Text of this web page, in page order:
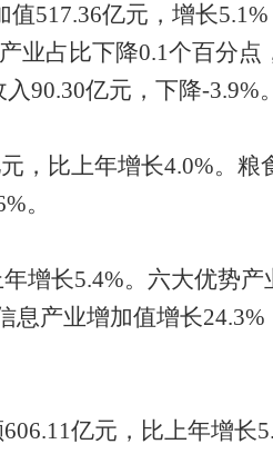
517.36亿元，增长
业占比下降0.1个百分
90.30亿元，下降-3.9%。
，比上年增长4.0%。粮
。
增长5.4%。六大优势
息产业增加值增长
亿元，比上年增